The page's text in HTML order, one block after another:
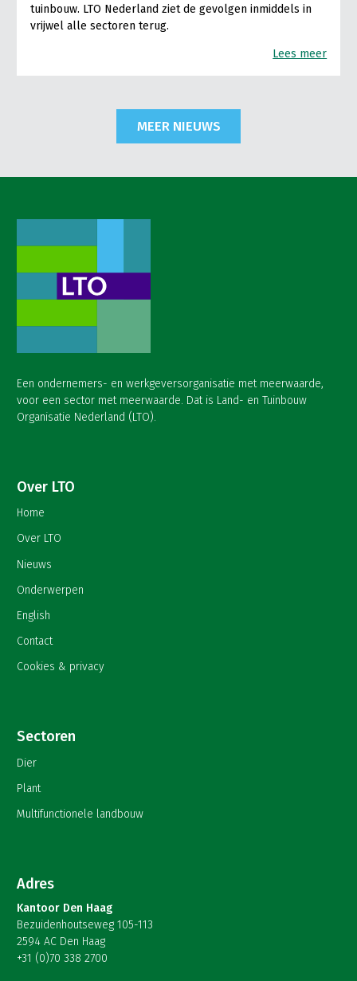
tuinbouw. LTO Nederland ziet de gevolgen inmiddels in
vrijwel alle sectoren terug.
Lees meer
MEER NIEUWS
Een ondernemers- en werkgeversorganisatie met meerwaarde,
voor een sector met meerwaarde. Dat is Land- en Tuinbouw
Organisatie Nederland (LTO).
Over LTO
Home
Over LTO
Nieuws
Onderwerpen
English
Contact
Cookies & privacy
Sectoren
Dier
Plant
Multifunctionele landbouw
Adres
Kantoor Den Haag
Bezuidenhoutseweg 105-113
2594 AC Den Haag
+31 (0)70 338 2700